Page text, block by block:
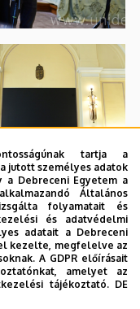
tartja a
jutott személyes adatok
a Debreceni Egyetem a
Általános
folyamatait és
és adatvédelmi
adatait a Debreceni
kezelte, megfelelve az
A GDPR előírásait
amelyet az
tájékoztató. DE